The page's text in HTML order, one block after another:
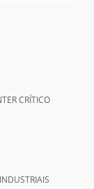
CRÍTICO